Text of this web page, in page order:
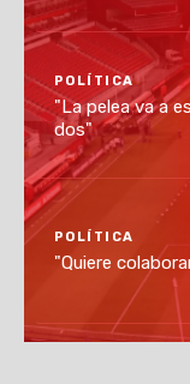
POLÍTICA
"La pelea va a
dos"
POLÍTICA
"Quiere